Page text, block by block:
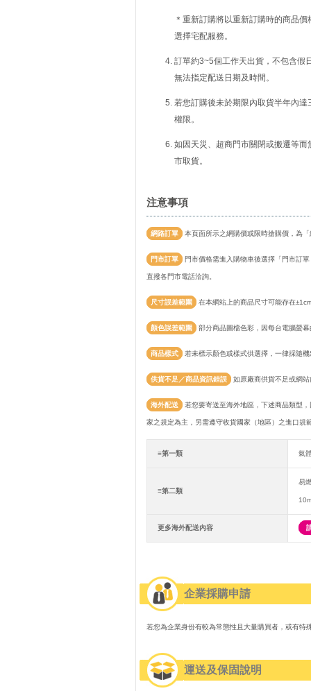
＊重新訂購將以重新訂購時的商品
選擇宅配服務。
訂單約3~5個工作天出貨，不包含假
無法指定配送日期及時間。
若您訂購後未於期限內取貨半年內
權限。
如因天災、超商門市關閉或搬遷等
市取貨。
注意事項
網路訂單 本頁面所示之網購價或限時搶購價，為
門市訂單 門市價格需進入購物車後選擇「門市訂
直撥各門市電話洽詢。
尺寸誤差範圍 在本網站上的商品尺寸可能存在
顏色誤差範圍 部分商品圖檔色彩，因每台電腦螢
商品樣式 若未標示顏色或樣式供選擇，一律採隨
供貨不足／商品資訊錯誤 如原廠商供貨不足或網
海外配送 若您要寄送至海外地區，下述商品類型
家之規定為主，另需遵守收貨國家（地區）之進口規
≡第一類 氣
≡第二類
易
更多海外配送內容
企業採購申請
若您為企業身份有較為常態性且大量購買者，或有特
運送及保固說明